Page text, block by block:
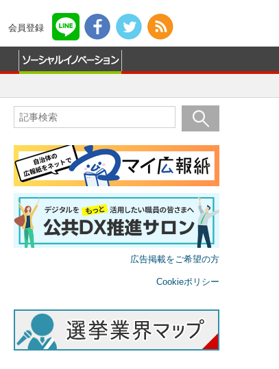
会員登録
広告掲載をご希望の方
Cookieポリシー